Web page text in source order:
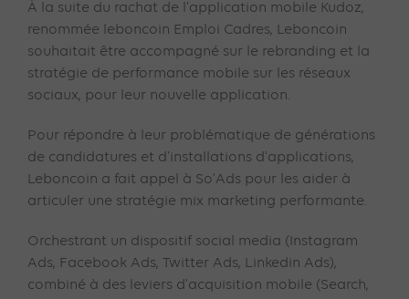
À la suite du rachat de l'application mobile Kudoz,
renommée leboncoin Emploi Cadres, Leboncoin
souhaitait être accompagné sur le rebranding et la
stratégie de performance mobile sur les réseaux
sociaux, pour leur nouvelle application.
Pour répondre à leur problématique de générations
de candidatures et d'installations d'applications,
Leboncoin a fait appel à So'Ads pour les aider à
articuler une stratégie mix marketing performante.
Orchestrant un dispositif social media (Instagram
Ads, Facebook Ads, Twitter Ads, Linkedin Ads),
combiné à des leviers d'acquisition mobile (Search,